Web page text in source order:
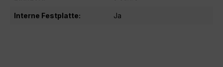
Interne Festplatte: Ja